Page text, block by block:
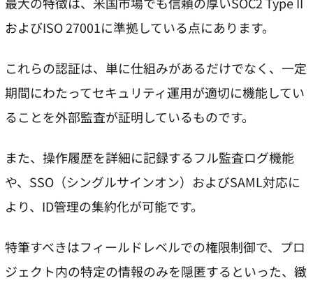
およびISO 27001に準拠している点にあります。
これらの認証は、単に仕組みがあるだけでなく、一定
期間にわたってセキュリティ運用が適切に機能してい
ることを外部監査が証明しているものです。
また、操作履歴を詳細に記録するフル監査ログ機能
や、SSO（シングルサインオン）およびSAML対応に
より、ID管理の集約化が可能です。
特筆すべきはフィールドレベルでの権限制御で、プロ
ジェクト内の特定の情報のみを隠匿するといった、緻